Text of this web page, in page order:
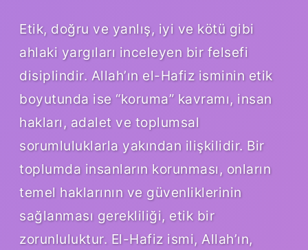
Etik, doğru ve yanlış, iyi ve kötü gibi
ahlaki yargıları inceleyen bir felsefi
disiplindir. Allah’ın el-Hafiz isminin etik
boyutunda ise “koruma” kavramı, insan
hakları, adalet ve toplumsal
sorumluluklarla yakından ilişkilidir. Bir
toplumda insanların korunması, onların
temel haklarının ve güvenliklerinin
sağlanması gerekliliği, etik bir
zorunluluktur. El-Hafiz ismi, Allah’ın,